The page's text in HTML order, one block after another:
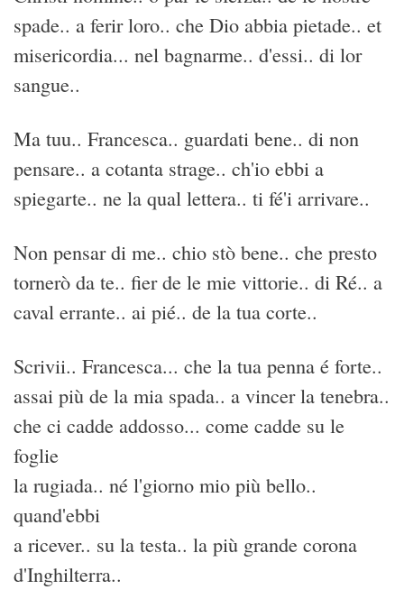
spade.. a ferir loro.. che Dio abbia pietade.. et
misericordia... nel bagnarme.. d'essi.. di lor
sangue..
Ma tuu.. Francesca.. guardati bene.. di non
pensare.. a cotanta strage.. ch'io ebbi a
spiegarte.. ne la qual lettera.. ti fé'i arrivare..
Non pensar di me.. chio stò bene.. che presto
tornerò da te.. fier de le mie vittorie.. di Ré.. a
caval errante.. ai pié.. de la tua corte..
Scrivii.. Francesca... che la tua penna é forte..
assai più de la mia spada.. a vincer la tenebra..
che ci cadde addosso... come cadde su le
foglie
la rugiada.. né l'giorno mio più bello..
quand'ebbi
a ricever.. su la testa.. la più grande corona
d'Inghilterra..